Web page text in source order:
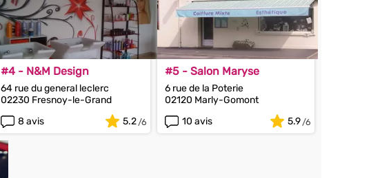
#4 - N&M Design
64 rue du general leclerc
02230 Fresnoy-le-Grand
8 avis
5.2
#5 - Salon Maryse
6 rue de la Poterie
02120 Marly-Gomont
10 avis
5.9